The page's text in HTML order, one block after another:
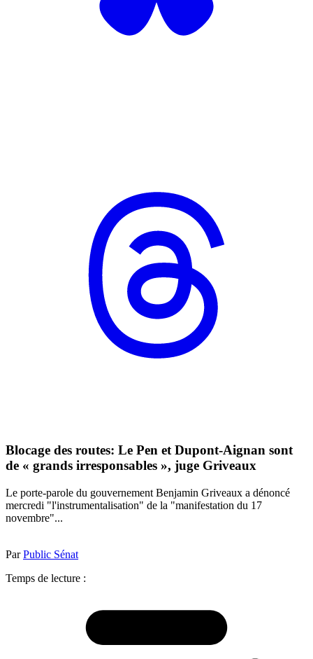
Blocage des routes: Le Pen et Dupont-Aignan sont
de « grands irresponsables », juge Griveaux
Le porte-parole du gouvernement Benjamin Griveaux a dénoncé
mercredi "l'instrumentalisation" de la "manifestation du 17
novembre"...
ParPublic Sénat
Temps de lecture :